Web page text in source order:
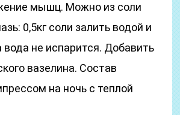
мышц. Можно из соли
0,5кг соли залить водой и
вода не испарится. Добавить
вазелина. Состав
на ночь с теплой